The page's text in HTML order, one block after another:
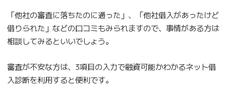
「他社の審査に落ちたのに通った」、「他社借入があったけど
借りられた」などの口コミもみられますので、事情がある方は
相談してみるといいでしょう。
審査が不安な方は、3項目の入力で融資可能かわかるネット借
入診断を利用すると便利です。